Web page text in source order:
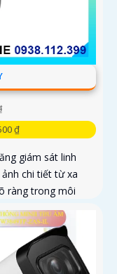
₫
giám sát linh
chi tiết từ xa
ràng trong môi
đạt đến 100m
đêm luôn sắc
tốc độ khung hình